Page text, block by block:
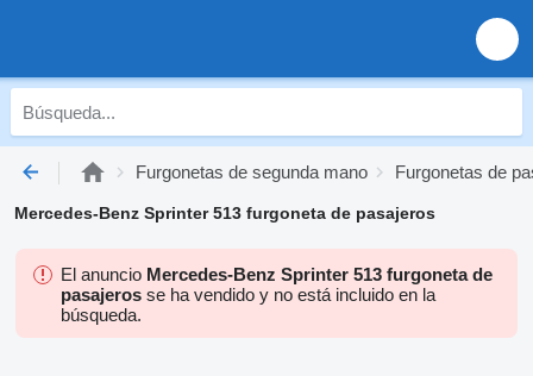
Furgonetas de segunda mano Furgonetas de
Mercedes-Benz Sprinter 513 furgoneta de pasajeros
El anuncio Mercedes-Benz Sprinter 513 furgoneta de
pasajeros se ha vendido y no está incluido en la
búsqueda.